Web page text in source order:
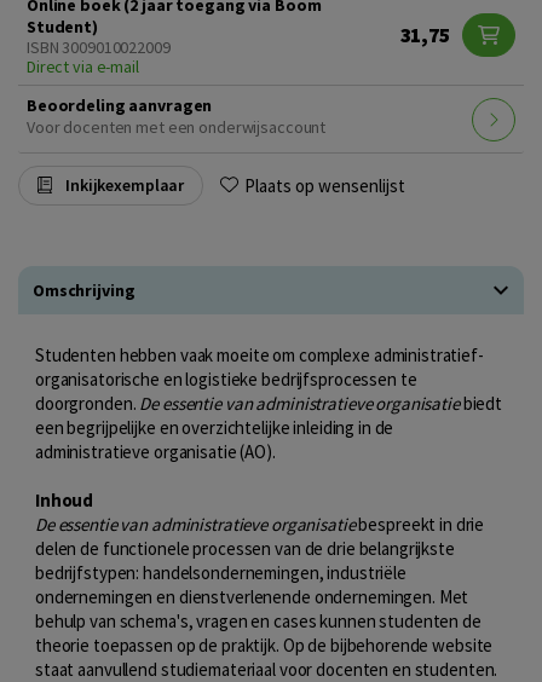
Online boek (2 jaar toegang via Boom
Student)
ISBN 3009010022009
Direct via e-mail
31,75
Beoordeling aanvragen
Voor docenten met een onderwijsaccount
Inkijkexemplaar Plaats op wensenlijst
Omschrijving
Studenten hebben vaak moeite om complexe administratief-
organisatorische en logistieke bedrijfsprocessen te
doorgronden. De essentie van administratieve organisatiebiedt
een begrijpelijke en overzichtelijke inleiding in de
administratieve organisatie (AO).
Inhoud
De essentie van administratieve organisatiebespreekt in drie
delen de functionele processen van de drie belangrijkste
bedrijfstypen: handelsondernemingen, industriële
ondernemingen en dienstverlenende ondernemingen. Met
behulp van schema's, vragen en cases kunnen studenten de
theorie toepassen op de praktijk. Op de bijbehorende website
staat aanvullend studiemateriaal voor docenten en studenten.